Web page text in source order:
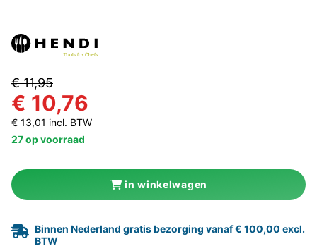
€ 11,95
€ 10,76
€ 13,01 incl. BTW
27 op voorraad
in winkelwagen
Binnen Nederland gratis bezorging vanaf € 100,00 excl.
BTW